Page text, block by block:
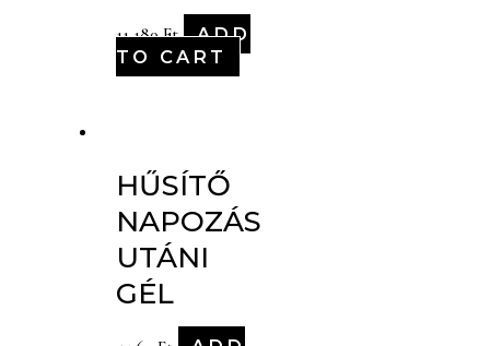
11,180Ft
ADD
TO CART
HŰSÍTŐ
NAPOZÁS
UTÁNI
GÉL